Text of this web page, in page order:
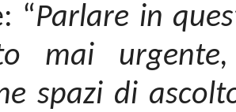
“Parlare in
mai
spazi di